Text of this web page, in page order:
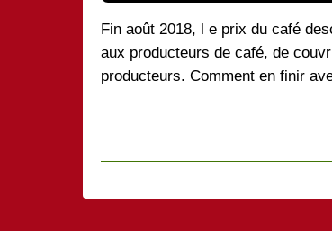
Fin août 2018, l e prix du café
aux producteurs de café, de
producteurs. Comment en finir